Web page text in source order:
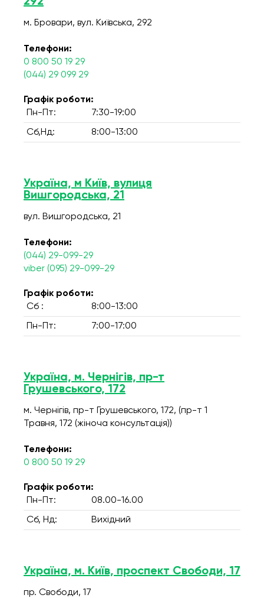
м. Бровари, вул. Київська, 292
Телефони:
0 800 50 19 29
(044) 29 099 29
Графік роботи:
Пн-Пт:
7:30-19:00
Сб,Нд: 8:00-13:00
Україна, м Київ, вулиця
Вишгородська, 21
вул. Вишгородська, 21
Телефони:
(044) 29-099-29
viber (095) 29-099-29
Графік роботи:
Сб :
8:00-13:00
Пн-Пт: 7:00-17:00
Україна, м. Чернігів, пр-т
Грушевського, 172
м. Чернігів, пр-т Грушевського, 172, (пр-т 1
Травня, 172 (жіноча консультація))
Телефони:
0 800 50 19 29
Графік роботи:
Пн-Пт:
08.00-16.00
Сб, Нд: Вихідний
Україна, м. Київ, проспект Свободи, 17
пр. Свободи, 17